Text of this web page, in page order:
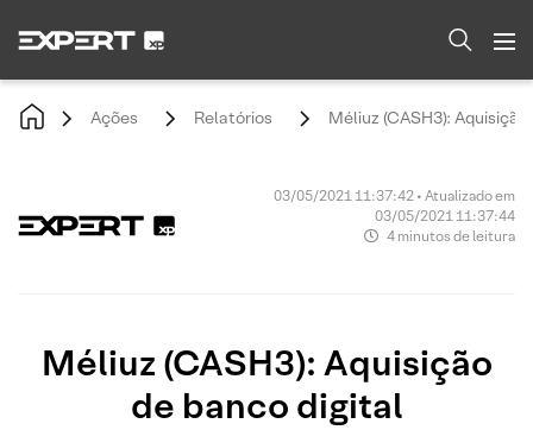
Ações Relatórios Méliuz (CASH3):
03/05/2021 11:37:42 • Atualizado em
03/05/2021 11:37:44
4 minutos de leitura
Méliuz (CASH3): Aquisição
de banco digital